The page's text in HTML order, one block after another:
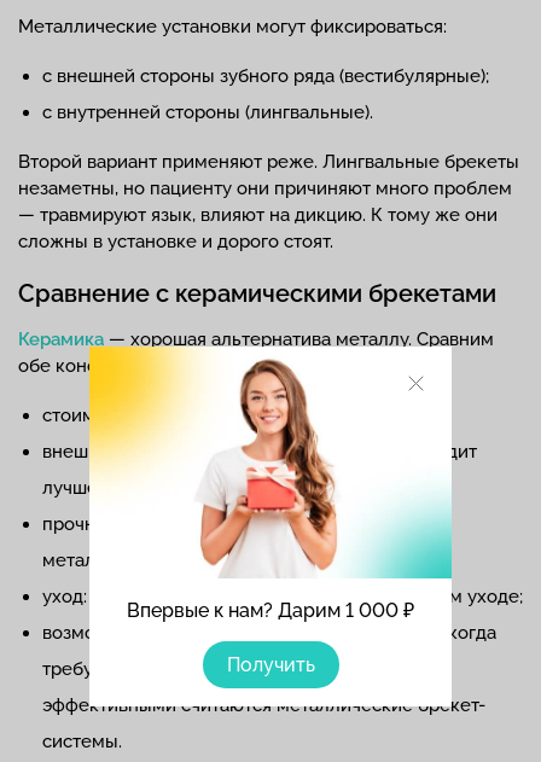
Впервые к нам? Дарим 1 000 ₽
Получить
Металлические установки могут фиксироваться:
с внешней стороны зубного ряда (вестибулярные);
с внутренней стороны (лингвальные).
Второй вариант применяют реже. Лингвальные брекеты
незаметны, но пациенту они причиняют много проблем
— травмируют язык, влияют на дикцию. К тому же они
сложны в установке и дорого стоят.
Сравнение с керамическими брекетами
Керамика — хорошая альтернатива металлу. Сравним
обе конструкции:
стоимость: керамические системы дороже;
внешний вид: керамика менее заметна, выглядит
лучше;
прочность: керамические системы уступают
металлическим;
уход: керамика нуждается в более тщательном уходе;
возможности коррекции: В сложных случаях, когда
требуется длительное лечение, самыми
эффективными считаются металлические брекет-
системы.